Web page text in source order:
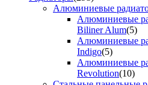
Алюминиевые
Алюминиевые
Biliner Alum(5)
Алюминиевые
Indigo(5)
Алюминиевые
Revolution(10)